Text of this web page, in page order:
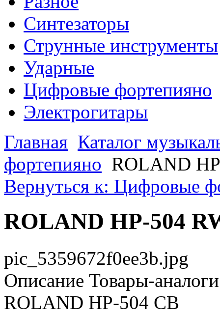
Синтезаторы
Струнные инструменты
Ударные
Цифровые фортепияно
Электрогитары
Главная Каталог
фортепияно ROLAND
Вернуться к: Цифровые
ROLAND HP-504
pic_5359672f0ee3b.jpg
Описание Товары-аналоги
ROLAND HP-504 CB